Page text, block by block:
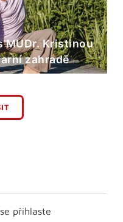
MUDr. Kristinou
zahradě
přihlaste